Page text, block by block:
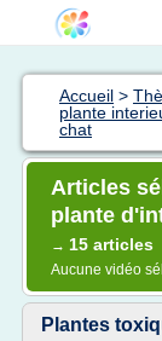
Accueil >
plante
chat
Articles
plante
→ 15 articles
Aucune vidéo
Plantes